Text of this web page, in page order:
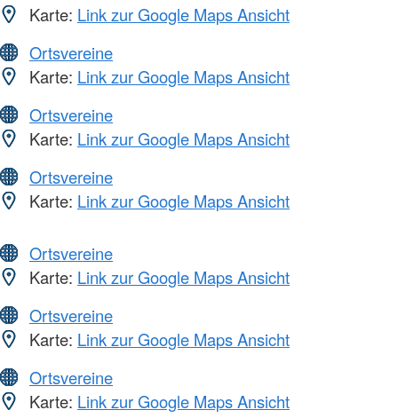
Karte: Link zur Google Maps Ansicht
Ortsvereine
Karte: Link zur Google Maps Ansicht
Ortsvereine
Karte: Link zur Google Maps Ansicht
Ortsvereine
Karte: Link zur Google Maps Ansicht
Ortsvereine
Karte: Link zur Google Maps Ansicht
Ortsvereine
Karte: Link zur Google Maps Ansicht
Ortsvereine
Karte: Link zur Google Maps Ansicht